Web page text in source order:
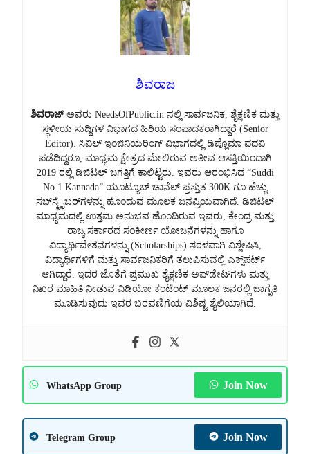
ಶಿವರಾಜ
ಶಿವರಾಜ್ಅವರು NeedsOfPublic.in ನಲ್ಲಿ ಸಾರ್ವಜನಿಕ, ಶೈಕ್ಷಣಿಕ ಮತ್ತು
ಸ್ಥಳೀಯ ಸುದ್ದಿಗಳ ವಿಭಾಗದ ಹಿರಿಯ ಸಂಪಾದಕರಾಗಿದ್ದಾರೆ (Senior
Editor). ಸಿವಿಲ್ ಇಂಜಿನಿಯರಿಂಗ್ ವಿಭಾಗದಲ್ಲಿ ಡಿಪ್ಲೊಮಾ ಪದವಿ
ಪಡೆದಿದ್ದರೂ, ಮಾಧ್ಯಮ ಕ್ಷೇತ್ರದ ಮೇಲಿರುವ ಅತೀವ ಆಸಕ್ತಿಯಿಂದಾಗಿ
2019 ರಲ್ಲಿ ಡಿಜಿಟಲ್ ಜಗತ್ತಿಗೆ ಕಾಲಿಟ್ಟರು. ಇವರು ಆರಂಭಿಸಿದ “Suddi
No.1 Kannada” ಯೂಟ್ಯೂಬ್ ಚಾನೆಲ್ ಪ್ರಸ್ತುತ 300K ಗೂ ಹೆಚ್ಚು
ಸಬ್‌ಸ್ಕ್ರೈಬರ್‌ಗಳನ್ನು ಹೊಂದುವ ಮೂಲಕ ಜನಪ್ರಿಯವಾಗಿದೆ. ಡಿಜಿಟಲ್
ಮಾಧ್ಯಮದಲ್ಲಿ ಉತ್ತಮ ಅನುಭವ ಹೊಂದಿರುವ ಇವರು, ಕೇಂದ್ರ ಮತ್ತು
ರಾಜ್ಯ ಸರ್ಕಾರದ ಸಂಕೀರ್ಣ ಯೋಜನೆಗಳನ್ನು ಹಾಗೂ
ವಿದ್ಯಾರ್ಥಿವೇತನಗಳನ್ನು (Scholarships) ಸರಳವಾಗಿ ವಿಶ್ಲೇಷಿಸಿ,
ವಿದ್ಯಾರ್ಥಿಗಳಿಗೆ ಮತ್ತು ಸಾರ್ವಜನಿಕರಿಗೆ ತಲುಪಿಸುವಲ್ಲಿ ಎಕ್ಸ್‌ಪರ್ಟ್
ಆಗಿದ್ದಾರೆ. ಇದರ ಜೊತೆಗೆ ಪ್ರಮುಖ ಶೈಕ್ಷಣಿಕ ಅಪ್‌ಡೇಟ್‌ಗಳು ಮತ್ತು
ನಿಖರ ಮಾಹಿತಿ ನೀಡುವ ವಿಡಿಯೋ ಕಂಟೆಂಟ್ ಮೂಲಕ ಜನರಲ್ಲಿ ಜಾಗೃತಿ
ಮೂಡಿಸುವುದು ಇವರ ಬರವಣಿಗೆಯ ವಿಶಿಷ್ಟ ಶೈಲಿಯಾಗಿದೆ.
WhatsApp Group Join Now
Telegram Group Join Now